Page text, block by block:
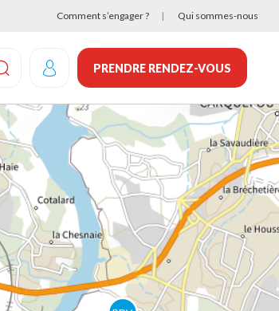
Comment s’engager ? Qui sommes-nous
EFFECTUEZ UNE RECHERCHE
PRENDRE RENDEZ-VOUS